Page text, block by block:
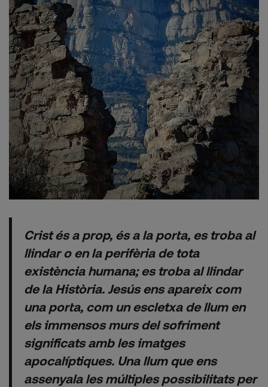
Crist és a prop, és a la porta, es troba al
llindar o en la perifèria de tota
existència humana; es troba al llindar
de la Història. Jesús ens apareix com
una porta, com un escletxa de llum en
els immensos murs del sofriment
significats amb les imatges
apocalíptiques. Una llum que ens
assenyala les múltiples possibilitats per